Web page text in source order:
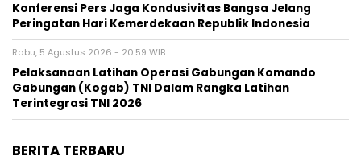
Konferensi Pers Jaga Kondusivitas Bangsa Jelang
Peringatan Hari Kemerdekaan Republik Indonesia
Rabu, 5 Agustus 2026 - 20:59 WIB
Pelaksanaan Latihan Operasi Gabungan Komando
Gabungan (Kogab) TNI Dalam Rangka Latihan
Terintegrasi TNI 2026
BERITA TERBARU